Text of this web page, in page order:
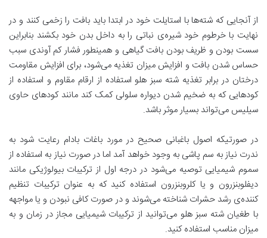
از آنجایی که شته‌ها با استایلت خود در ابتدا باید بافت را زخمی کنند و در
نهایت با خرطوم خود شیره‌ی نباتی را به داخل بدن خود بکشند بنابراین
سست بودن و ظریف بودن بافت گیاهی و همینطور فشار کم آوندی سبب
حساس شدن بافت و افزایش میزان تغذیه می‌شود، برای افزایش مقاومت
درختان در برابر تغذیه شته سبز هلو استفاده از ارقام مقاوم و استفاده از
کودهایی که به ضخیم شدن دیواره سلولی کمک کند مانند کودهای حاوی
سیلیس می‌تواند بسیار موثر باشد.
در صورتیکه اصول باغبانی صحیح در مورد باغات بادام رعایت شود به
ندرت نیاز به سم پاشی به وجود خواهد آمد اما در صورت نیاز به استفاده از
سموم شیمیایی توصیه می‌شود در درجه اول از ترکیبات بیولوژیکی مانند
دیفلوبنزرون و یا کلروبنزرون استفاده کنید که به عنوان ترکیبات تنظیم
کننده‌ی رشد حشرات شناخته می‌شوند و در صورت کافی نبودن و یا مواجهه
با طغیان شته سبز هلو می‌توانید از ترکیبات شیمیایی مجاز در زمان و به
میزان مناسب استفاده کنید.